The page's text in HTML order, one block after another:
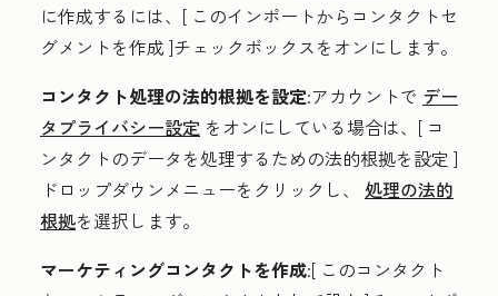
に作成するには、[ このインポートからコンタクトセ
グメントを作成 ]チェックボックスをオンにします。
コンタクト処理の法的根拠を設定:アカウントで デー
タプライバシー設定 をオンにしている場合は、[ コ
ンタクトのデータを処理するための法的根拠を設定 ]
ドロップダウンメニューをクリックし、 処理の法的
根拠を選択します。
マーケティングコンタクトを作成:[ このコンタクト